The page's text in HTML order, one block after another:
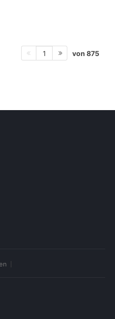
1 von 875